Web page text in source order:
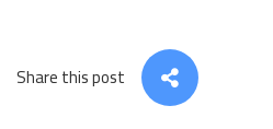
Share this post